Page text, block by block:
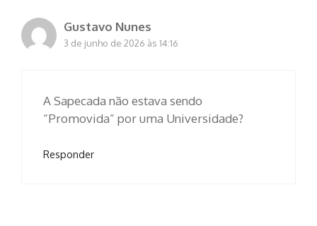
Gustavo Nunes
3 de junho de 2026 às 14:16
A Sapecada não estava sendo
“Promovida” por uma Universidade?
Responder